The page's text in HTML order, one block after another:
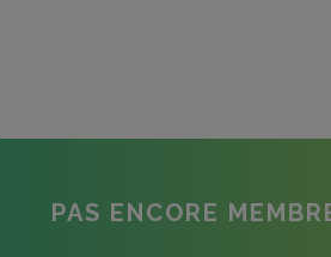
PAS ENCORE